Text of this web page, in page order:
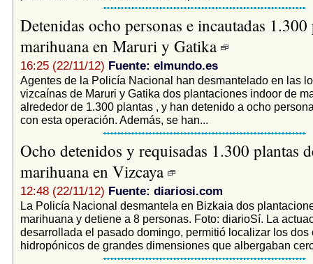
Detenidas ocho personas e incautadas 1.300
marihuana en Maruri y Gatika
16:25 (22/11/12) Fuente: elmundo.es
Agentes de la Policía Nacional han desmantelado en las
vizcaínas de Maruri y Gatika dos plantaciones indoor de
alrededor de 1.300 plantas , y han detenido a ocho
con esta operación. Además, se han...
Ocho detenidos y requisadas 1.300 plantas
marihuana en Vizcaya
12:48 (22/11/12) Fuente: diariosi.com
La Policía Nacional desmantela en Bizkaia dos
marihuana y detiene a 8 personas. Foto: diarioSí. La
desarrollada el pasado domingo, permitió localizar los dos
hidropónicos de grandes dimensiones que albergaban